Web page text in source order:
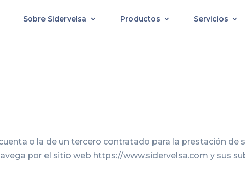
Sobre Sidervelsa Productos Servicios
cuenta o la de un tercero contratado para la prestación de
por el sitio web https://www.sidervelsa.com y sus